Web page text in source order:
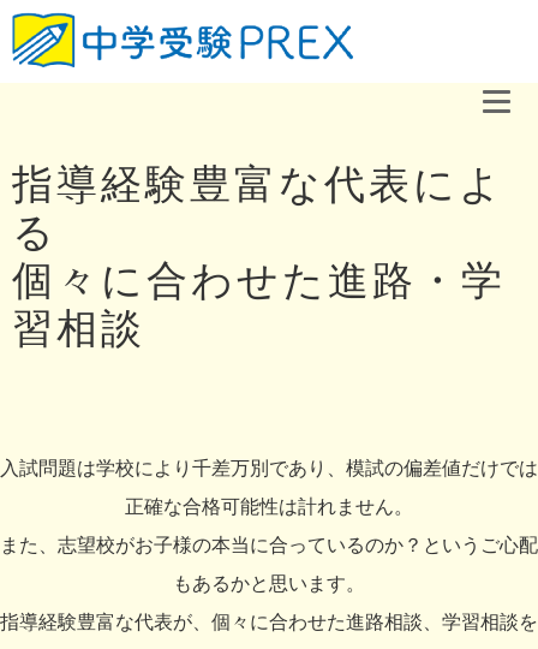
指導経験豊富な代表によ
る
個々に合わせた進路・学
習相談
入試問題は学校により千差万別であり、模試の偏差値だけでは
正確な合格可能性は計れません。
また、志望校がお子様の本当に合っているのか？というご心配
もあるかと思います。
指導経験豊富な代表が、個々に合わせた進路相談、学習相談を